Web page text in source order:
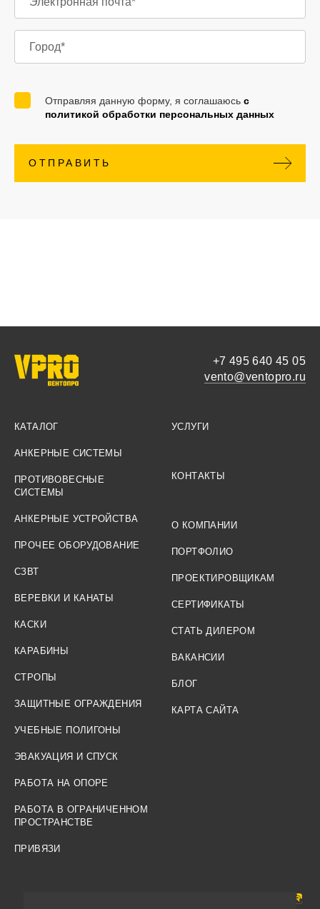
Отправляя данную форму, я соглашаюсь с
политикой обработки персональных данных
ОТПРАВИТЬ
КАТАЛОГ
АНКЕРНЫЕ СИСТЕМЫ
ПРОТИВОВЕСНЫЕ
СИСТЕМЫ
АНКЕРНЫЕ УСТРОЙСТВА
ПРОЧЕЕ ОБОРУДОВАНИЕ
СЗВТ
ВЕРЕВКИ И КАНАТЫ
КАСКИ
КАРАБИНЫ
СТРОПЫ
ЗАЩИТНЫЕ ОГРАЖДЕНИЯ
УЧЕБНЫЕ ПОЛИГОНЫ
ЭВАКУАЦИЯ И СПУСК
РАБОТА НА ОПОРЕ
РАБОТА В ОГРАНИЧЕННОМ
ПРОСТРАНСТВЕ
ПРИВЯЗИ
УСЛУГИ
О КОМПАНИИ
ПОРТФОЛИО
ПРОЕКТИРОВЩИКАМ
СЕРТИФИКАТЫ
СТАТЬ ДИЛЕРОМ
ВАКАНСИИ
БЛОГ
КАРТА САЙТА
КОНТАКТЫ
+7 495 640 45 05
vento@ventopro.ru